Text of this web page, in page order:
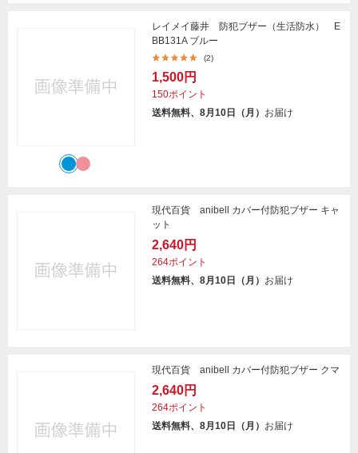
レイメイ藤井 防犯ブザー（生活防水） E
BB131A ブルー
(2)
1,500円
150ポイント
送料無料、8月10日（月） お届け
現代百貨 anibell カバー付防犯ブザー キャ
ット
2,640円
264ポイント
送料無料、8月10日（月） お届け
現代百貨 anibell カバー付防犯ブザー クマ
2,640円
264ポイント
送料無料、8月10日（月） お届け